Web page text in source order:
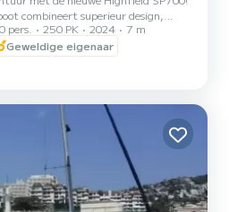
combineert superieur design,
voor 10 personen is het
of wateractiviteiten.
van 250 pk van de
u een onvergetelijke ervaring.
pers. 250 PK 2024
7 m
Geweldige eigenaar